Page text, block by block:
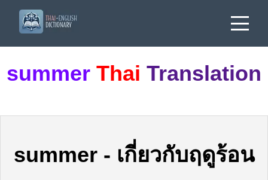
summer Thai Translation
summer- เกี่ยวกับฤดูร้อน